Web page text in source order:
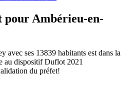
pour Ambérieu-en-
avec ses 13839 habitants est dans la
au dispositif Duflot 2021
du préfet!